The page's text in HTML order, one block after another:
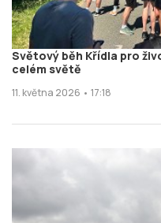
Světový běh Křídla pro
celém světě
11. května 2026 • 17:18